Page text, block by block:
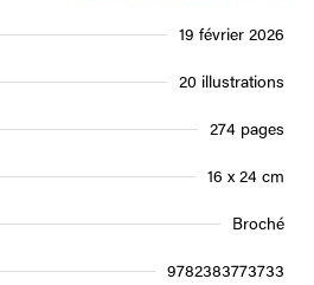
19 février 2026
20 illustrations
274 pages
16 x 24 cm
Broché
9782383773733